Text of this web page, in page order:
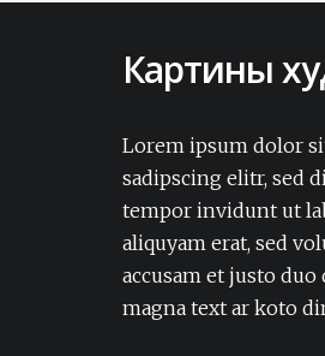
Картины
Lorem ipsum dolor
sadipscing elitr, sed
tempor invidunt ut
aliquyam erat, sed
accusam et justo
magna text ar koto
Lorem ipsum dolor
dignissimos ea
expedita iure
non numquam
soluta tempore
amet, consectetur
autem delectus